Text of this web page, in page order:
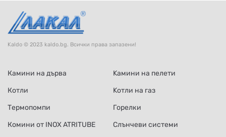
Kaldo © 2023 kaldo.bg. Всички права запазени!
Камини на дърва
Kамини на пелети
Котли
Kотли на газ
Термопомпи
Горелки
Комини от INOX ATRITUBE
Слънчеви системи